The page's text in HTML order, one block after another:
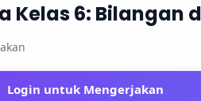
Kelas 6: Bilangan
Login untuk Mengerjakan